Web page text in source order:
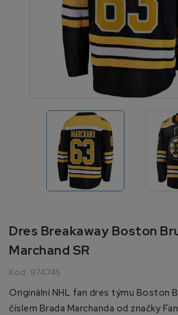
Dres Breakaway Boston
Marchand SR
Kód: 974745
Originální NHL fan dres týmu Boston
číslem Brada Marchanda od značky